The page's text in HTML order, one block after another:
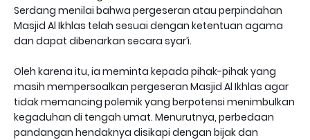
Serdang menilai bahwa pergeseran atau perpindahan
Masjid Al Ikhlas telah sesuai dengan ketentuan agama
dan dapat dibenarkan secara syar’i.
Oleh karena itu, ia meminta kepada pihak-pihak yang
masih mempersoalkan pergeseran Masjid Al Ikhlas agar
tidak memancing polemik yang berpotensi menimbulkan
kegaduhan di tengah umat. Menurutnya, perbedaan
pandangan hendaknya disikapi dengan bijak dan